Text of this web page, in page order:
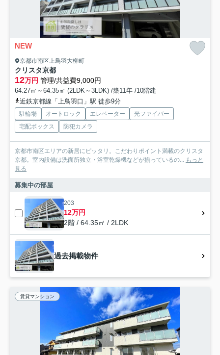
NEW
京都市南区上鳥羽大柳町
クリスタ京都
12万円 管理/共益費9,000円
64.27㎡～64.35㎡ (2LDK～3LDK) /築11年 /10階建
近鉄京都線「上鳥羽口」駅 徒歩9分
駐輪場 オートロック エレベーター
光ファイバー
宅配ボックス
防犯カメラ
京都市南区エリアの新居にピッタリ。こだわりポイント満載のクリスタ
京都。室内設備は洗面所独立・浴室乾燥機などが揃っているの... もっと
見る
募集中の部屋
203
12万円
2階 / 64.35㎡ / 2LDK
過去掲載物件
賃貸マンション